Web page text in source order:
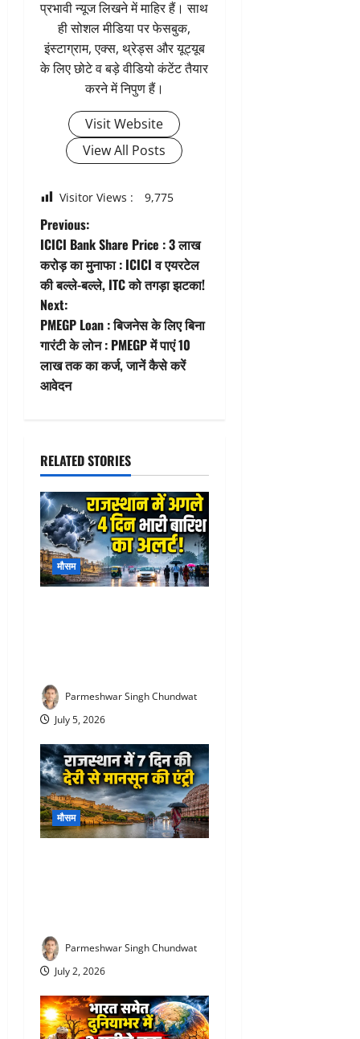
प्रभावी न्यूज लिखने में माहिर हैं। साथ
ही सोशल मीडिया पर फेसबुक,
इंस्टाग्राम, एक्स, थ्रेड्स और यूट्यूब
के लिए छोटे व बड़े वीडियो कंटेंट तैयार
करने में निपुण हैं।
Visit Website
View All Posts
Visitor Views : 9,775
P
o
s
t
n
a
i
g
a
t
Previous:
ICICI Bank Share Price : 3 लाख
करोड़ का मुनाफा : ICICI व एयरटेल
की बल्ले-बल्ले, ITC को तगड़ा झटका!
Next:
PMEGP Loan : बिजनेस के लिए बिना
गारंटी के लोन : PMEGP में पाएं 10
लाख तक का कर्ज, जानें कैसे करें
आवेदन
RELATED STORIES
मौसम
Parmeshwar Singh Chundwat
July 5, 2026
मौसम
Parmeshwar Singh Chundwat
July 2, 2026